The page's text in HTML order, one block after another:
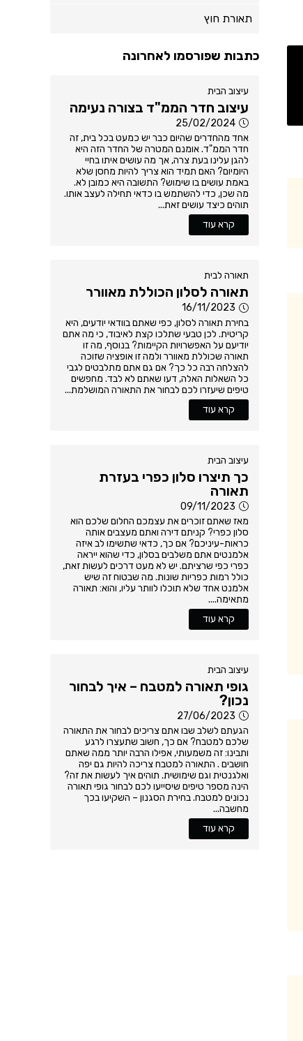
תאורת חוץ
כתבות שפורסמו לאחרונה
עיצוב הבית
עיצוב חדר הממ"ד בצורה נעימה
25/02/2024
אחד מהחדרים שהיום כבר יש כמעט בכל בית, זה
חדר הממ"ד. אומנם המטרה של החדר הזה היא
להגן עלינו בעת צרה, אך מה עושים איתו בחיי
היומיום? האם תמיד הוא צריך להיות מחסן שלא
באמת עושים בו שימוש? התשובה היא כמובן לא.
מה שכן, כדי להשתמש בו כדאי תחילה לעצב אותו.
תוהים כיצד עושים זאת...
קרא עוד
תאורה לבית
תאורה לסלון הכוללת מאוורר
16/11/2023
בחירת תאורה לסלון, כפי שאתם בוודאי יודעים, היא
קריטית. לכן טבעי שתלכו קצת לאיבוד, כי מה אתם
יודיעם על האפשרויות הקיימות? בנוסף, מה זו
תאורה שכוללת מאוורר ולמה זו אופציה שזוכה
להצלחה רבה כל כך? אם גם אתם מתלבטים לגבי
כל השאלות האלה, דעו שאתם לא לבד. מחפשים
טיפים שיעזרו לכם לבחור את התאורה המושלמת...
קרא עוד
עיצוב הבית
כך תיצרו סלון כפרי בעזרת
תאורה
09/11/2023
מאז שאתם זוכרים את עצמכם החלום שלכם הוא
סלון כפרי? קניתם דירה ואתם מעצבים אותה
כראות-עיניכם? אם כך, כדאי שתשימו לב איזה
אלמנטים אתם משלבים בסלון, כדי שהוא ייראה
כפרי כפי שרציתם. יש לא מעט דרכים לעשות זאת,
כולל רמות כפריות שונות. מה שבטוח זה שיש
אלמנט אחד שלא תוכלו לוותר עליו, והוא: תאורה
מתאימה....
קרא עוד
עיצוב הבית
גופי תאורה למטבח – איך לבחור
נכון?
27/06/2023
הגעתם לשלב שבו אתם צריכים לבחור את התאורה
שלכם למטבח? אם כך, חשוב שתעצרו לרגע
ותבינו: זה משמעותי, אפילו הרבה יותר ממה שאתם
חושבים . התאורה למטבח צריכה להיות גם יפה
ואלגנטית וגם שימושית. תוהים איך לעשות את זה?
הינה מספר טיפים שיסייעו לכם לבחור גופי תאורה
נכונים למטבח. בחירת הסגנון – השקיעו בכך
מחשבה...
קרא עוד